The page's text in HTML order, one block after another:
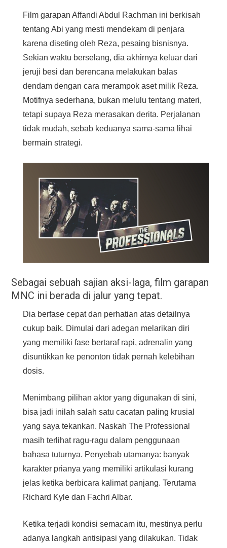
Film garapan Affandi Abdul Rachman ini berkisah
tentang Abi yang mesti mendekam di penjara
karena diseting oleh Reza, pesaing bisnisnya.
Sekian waktu berselang, dia akhirnya keluar dari
jeruji besi dan berencana melakukan balas
dendam dengan cara merampok aset milik Reza.
Motifnya sederhana, bukan melulu tentang materi,
tetapi supaya Reza merasakan derita. Perjalanan
tidak mudah, sebab keduanya sama-sama lihai
bermain strategi.
Sebagai sebuah sajian aksi-laga, film garapan
MNC ini berada di jalur yang tepat.
Dia berfase cepat dan perhatian atas detailnya
cukup baik. Dimulai dari adegan melarikan diri
yang memiliki fase bertaraf rapi, adrenalin yang
disuntikkan ke penonton tidak pernah kelebihan
dosis.
Menimbang pilihan aktor yang digunakan di sini,
bisa jadi inilah salah satu cacatan paling krusial
yang saya tekankan. Naskah The Professional
masih terlihat ragu-ragu dalam penggunaan
bahasa tuturnya. Penyebab utamanya: banyak
karakter prianya yang memiliki artikulasi kurang
jelas ketika berbicara kalimat panjang. Terutama
Richard Kyle dan Fachri Albar.
Ketika terjadi kondisi semacam itu, mestinya perlu
adanya langkah antisipasi yang dilakukan. Tidak